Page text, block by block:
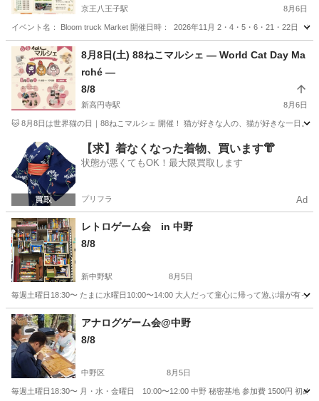
京王八王子駅 8月6日
イベント名： Bloom truck Market 開催日時： 2026年11月 2・4・5・6・21・22日
東京 八王子市 京王八王子駅
8月8日(土) 88ねこマルシェ — World Cat Day Ma
rché —
8/8
新高円寺駅 8月6日
🐱 8月8日は世界猫の日｜88ねこマルシェ 開催！ 猫が好きな人の、猫が好きな一日。
東京 杉並区 新高円寺駅 地域/お祭り
【求】着なくなった着物、買います👘
状態が悪くてもOK！最大限買取します
プリフラ Ad
レトロゲーム会 in 中野
8/8
新中野駅 8月5日
毎週土曜日18:30〜 たまに水曜日10:00〜14:00 大人だって童心に帰って遊ぶ場が有っ
東京 中野区 新中野駅 地域/お祭り
アナログゲーム会@中野
8/8
中野区 8月5日
毎週土曜日18:30〜 月・水・金曜日 10:00〜12:00 中野 秘密基地 参加費 1500円 初め